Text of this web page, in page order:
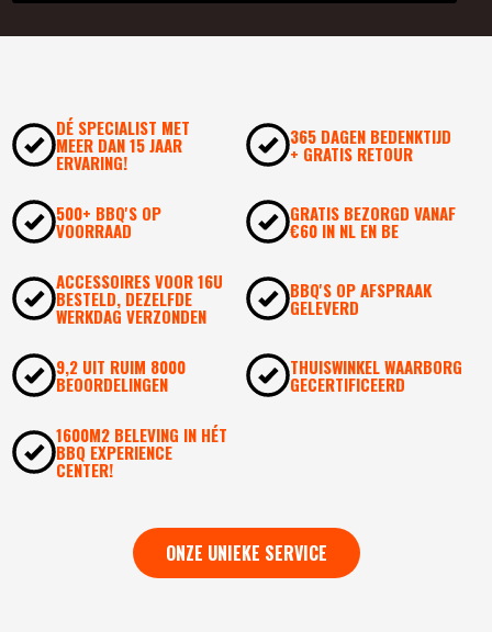
DÉ SPECIALIST MET
MEER DAN 15 JAAR
ERVARING!
365 DAGEN BEDENKTIJD
+ GRATIS RETOUR
500+ BBQ'S OP
VOORRAAD
GRATIS BEZORGD VANAF
€60 IN NL EN BE
ACCESSOIRES VOOR 16U
BESTELD, DEZELFDE
WERKDAG VERZONDEN
BBQ'S OP AFSPRAAK
GELEVERD
9,2 UIT RUIM 8000
BEOORDELINGEN
THUISWINKEL WAARBORG
GECERTIFICEERD
1600M2 BELEVING IN HÉT
BBQ EXPERIENCE
CENTER!
ONZE UNIEKE SERVICE